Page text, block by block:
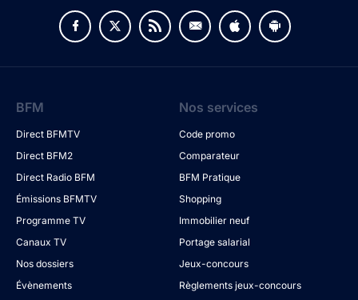
BFM
Direct BFMTV
Direct BFM2
Direct Radio BFM
Émissions BFMTV
Programme TV
Canaux TV
Nos dossiers
Évènements
Nos services
Code promo
Comparateur
BFM Pratique
Shopping
Immobilier neuf
Portage salarial
Jeux-concours
Règlements jeux-concours